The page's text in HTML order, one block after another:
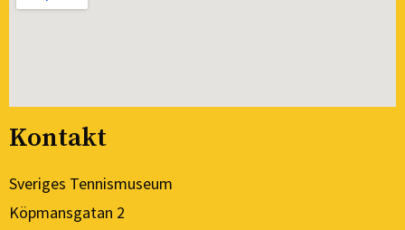
Kontakt
Sveriges Tennismuseum
Köpmansgatan 2